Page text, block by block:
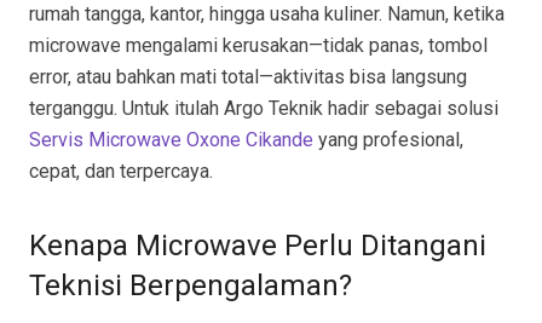
rumah tangga, kantor, hingga usaha kuliner. Namun, ketika
microwave mengalami kerusakan—tidak panas, tombol
error, atau bahkan mati total—aktivitas bisa langsung
terganggu. Untuk itulah Argo Teknik hadir sebagai solusi
Servis Microwave Oxone Cikande yang profesional,
cepat, dan terpercaya.
Kenapa Microwave Perlu Ditangani
Teknisi Berpengalaman?